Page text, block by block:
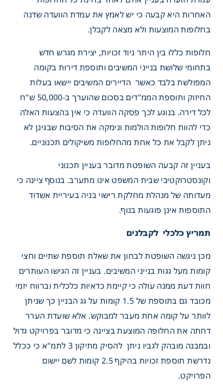
האחרות היא קבעה כי יש לאמץ את עמדת הוועדה שדנה
בחלופות המוצעות ולא מצאה לקבלן.
חלופות כללו בין היתר ניוד זכויות, יצירת מגרש חדש
בתחומי שלושת בנייני המשיבים ותוספת דירות בקומה
המפולשת בלבד כאשר הדיירים המשיבים יישאו בעלות
החיזוק ותוספת הממ"דים בסכום שהוערך ב-50,000 ש"ח
לכל דירה. בנוגע לכך פסקה הוועדה כי אין בהצעות האלה
כדי להוות חלופות הולמות ונימקה את הסיבות שבגינן לא
ניתן לקבל את כל אחת מהחלופות משיקולים תכנוניים.
בעניין זה קבעה השופטת מדובר בעניין תכנוני
וקונסטרוקטיבי שבית המשפט אינו מתערב. בנוסף ציינה כי
מעדותה של מנהלת מחלקת רישוי בניה בעיריית אשדוד
התוספות אינן פוגעות בנוף.
תמריץ כלכלי לקבלנים
מכן ניגשה השופטת לבחון את שאלת תוספת שתיים וחצי
קומות מעל גגות בנייני המשיבים. בעניין זה הגישו העותרים
חוות דעת ממנה עולה כי קיימת כדאיות כלכלית וברווח יזמי
מכובד גם בתוספת של 1.5 קומות על גג הבניין כך שניתן
לוותר על קומה אחת מעבר למבוקש. אלא שועדת הערר
דחתה את החלופה המוצעת בציינה כי מדובר בפרויקט גדול
ובמבנה מובהק לגביו ניתן להסיק מתיקון 3 לתמ"א כי ככלל
נדרשת תוספת זכויות בהיקף 2.5 קומות לשם יישום
הפרויקט.